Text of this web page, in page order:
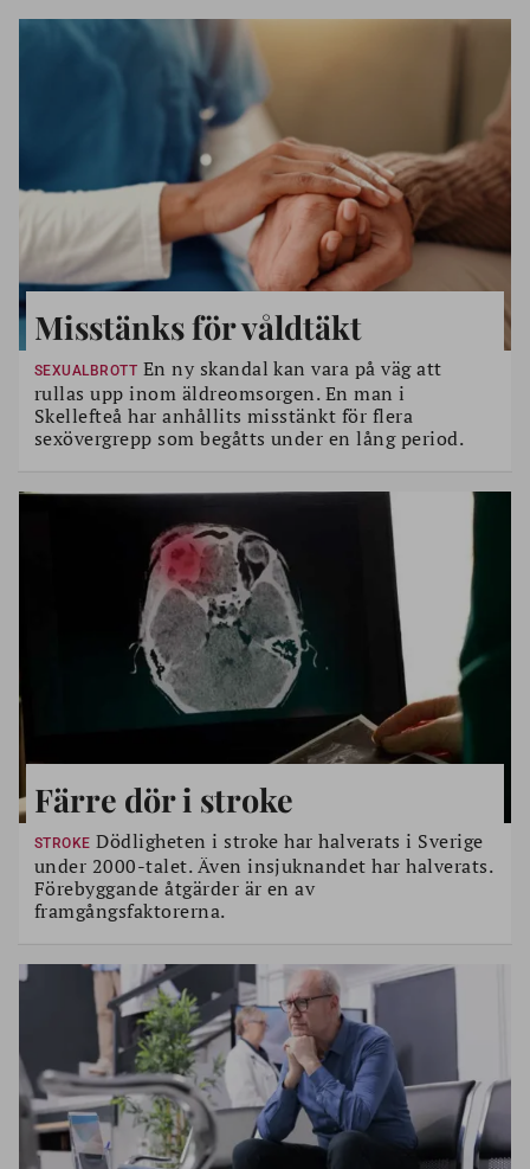
Misstänks för våldtäkt
SEXUALBROTT En ny skandal kan vara på väg att
rullas upp inom äldreomsorgen. En man i
Skellefteå har anhållits misstänkt för flera
sexövergrepp som begåtts under en lång period.
Färre dör i stroke
STROKE Dödligheten i stroke har halverats i Sverige
under 2000-talet. Även insjuknandet har halverats.
Förebyggande åtgärder är en av
framgångsfaktorerna.